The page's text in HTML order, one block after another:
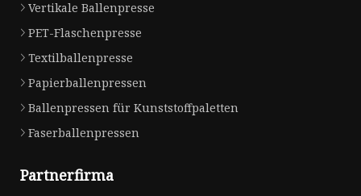
Vertikale Ballenpresse
PET-Flaschenpresse
Textilballenpresse
Papierballenpressen
Ballenpressen für Kunststoffpaletten
Faserballenpressen
Partnerfirma